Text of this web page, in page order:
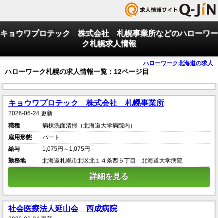
キョウワプロテック 株式会社 札幌事業所などのハローワー
ク札幌求人情報
ハローワーク北海道の求人
ハローワーク札幌の求人情報一覧：12ページ目
キョウワプロテック 株式会社 札幌事業所
2026-06-24 更新
職種
病棟洗面清掃（北海道大学病院内）
雇用形態
パート
給与
1,075円～1,075円
勤務地
北海道札幌市北区北１４条西５丁目 北海道大学病院
詳細を見る
社会医療法人延山会 西成病院